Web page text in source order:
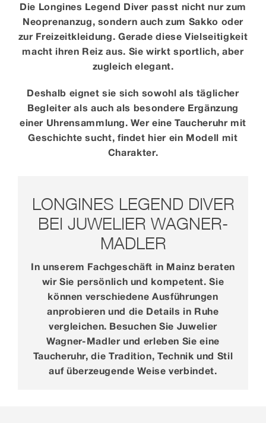
Die Longines Legend Diver passt nicht nur zum
Neoprenanzug, sondern auch zum Sakko oder
zur Freizeitkleidung. Gerade diese Vielseitigkeit
macht ihren Reiz aus. Sie wirkt sportlich, aber
zugleich elegant.
Deshalb eignet sie sich sowohl als täglicher
Begleiter als auch als besondere Ergänzung
einer Uhrensammlung. Wer eine Taucheruhr mit
Geschichte sucht, findet hier ein Modell mit
Charakter.
LONGINES LEGEND DIVER
BEI JUWELIER WAGNER-
MADLER
In unserem Fachgeschäft in Mainz beraten
wir Sie persönlich und kompetent. Sie
können verschiedene Ausführungen
anprobieren und die Details in Ruhe
vergleichen. Besuchen Sie Juwelier
Wagner-Madler und erleben Sie eine
Taucheruhr, die Tradition, Technik und Stil
auf überzeugende Weise verbindet.